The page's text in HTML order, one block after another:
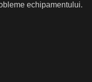
echipamentului.